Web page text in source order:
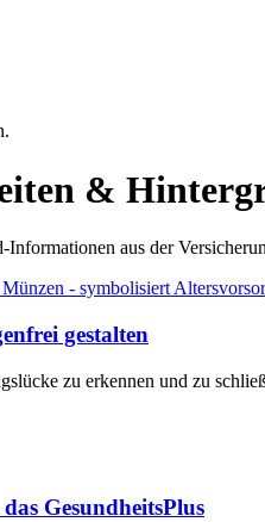
&
aus der
gestalten
zu erkennen und zu
GesundheitsPlus